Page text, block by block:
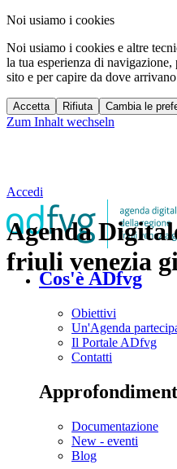
Noi usiamo i cookies
Noi usiamo i cookies e altre
la tua esperienza di
sito e per capire da dove
Accetta Rifiuta Cambia le
Zum Inhalt wechseln
Accedi
Agenda
friuli venezia
Cos'è ADfvg
Obiettivi
Un'Agenda
Il Portale ADfvg
Contatti
Documentazione
New - eventi
Blog